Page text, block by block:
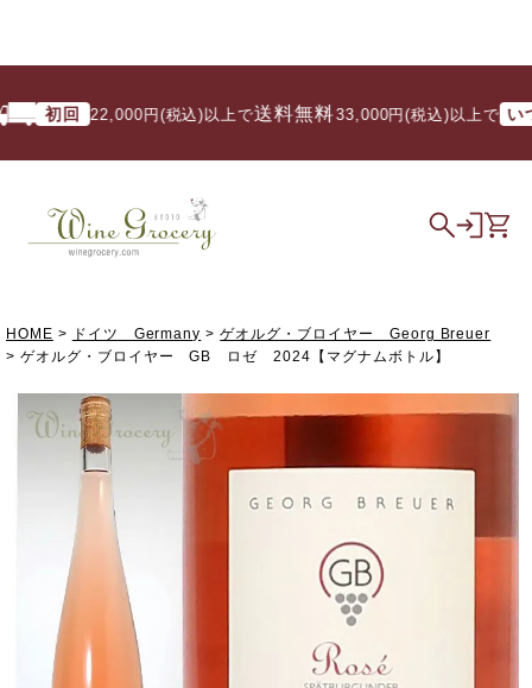
初回 22,000円(税込)以上で送料無料/ 33,000円(税込)以上で いつで
HOME ドイツ Germany
ゲオルグ・ブロイヤー Georg Breuer
ゲオルグ・ブロイヤー GB ロゼ 2024【マグナムボトル】